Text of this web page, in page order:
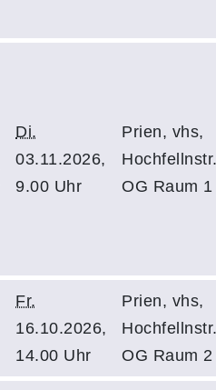
Di.
03.11.2026,
9.00 Uhr
Prien, vhs,
OG Raum 1
Fr.
16.10.2026,
14.00 Uhr
Prien, vhs,
OG Raum 2